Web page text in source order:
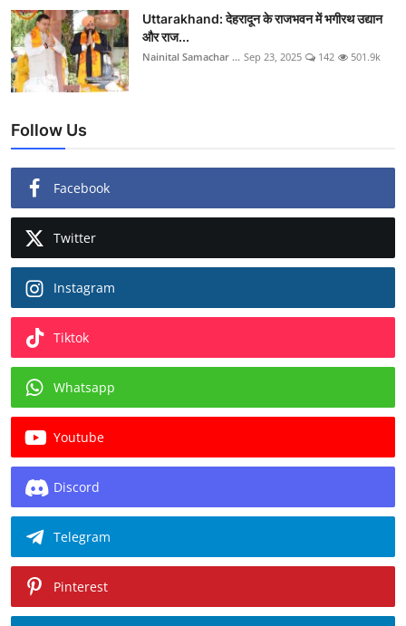
Uttarakhand: देहरादून के राजभवन में भगीरथ उद्यान
और राज...
Nainital Samachar ... Sep 23, 2025 142 501.9k
Follow Us
Facebook
Twitter
Instagram
Tiktok
Whatsapp
Youtube
Discord
Telegram
Pinterest